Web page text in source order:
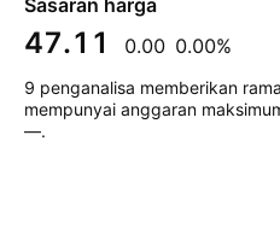
Sasaran harga
47.11 0.00 0.00%
9 penganalisa memberikan
mempunyai anggaran
—.